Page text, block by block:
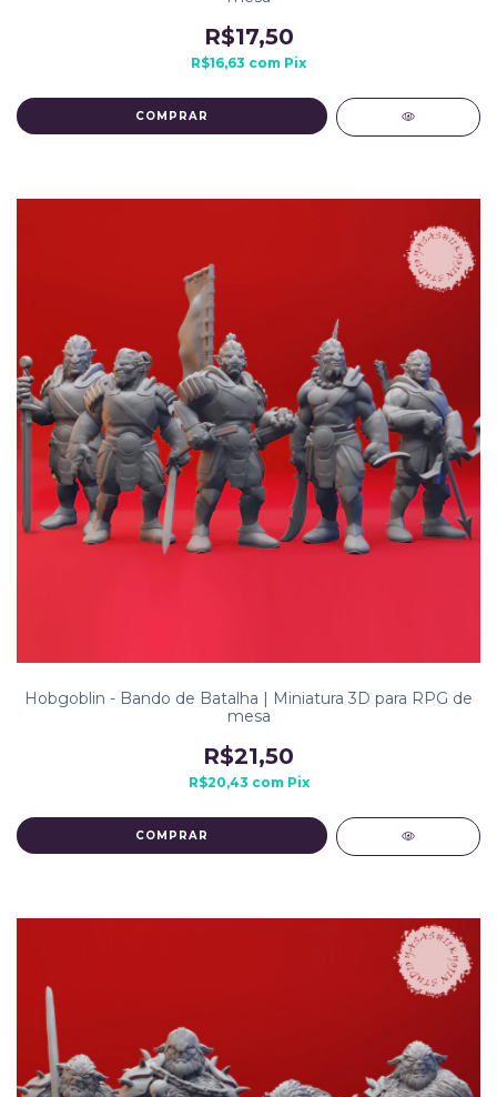
R$17,50
R$16,63 com Pix
COMPRAR
Hobgoblin - Bando de Batalha | Miniatura 3D para RPG de
mesa
R$21,50
R$20,43 com Pix
COMPRAR